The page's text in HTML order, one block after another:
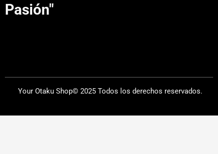
Pasión"
Your Otaku Shop© 2025 Todos los derechos reservados.